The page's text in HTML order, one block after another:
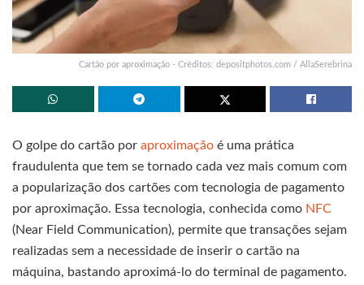
Cartão por aproximação - Créditos: depositphotos.com / AllaSerebrina
O golpe do cartão por aproximação é uma prática
fraudulenta que tem se tornado cada vez mais comum com
a popularização dos cartões com tecnologia de pagamento
por aproximação. Essa tecnologia, conhecida como NFC
(Near Field Communication), permite que transações sejam
realizadas sem a necessidade de inserir o cartão na
máquina, bastando aproximá-lo do terminal de pagamento.